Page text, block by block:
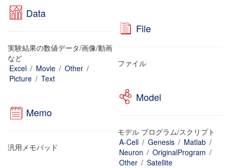
Data
実験結果の数値データ/画像/動画
など
Excel / Movie / Other /
Picture / Text
File
ファイル
Memo
汎用メモバッド
Model
モデル プログラム/スクリプト
A-Cell / Genesis / Matlab /
Neuron / OriginalProgram /
Other / Satellite